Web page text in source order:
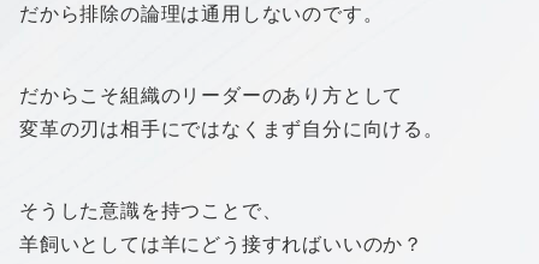
だから排除の論理は通用しないのです。
だからこそ組織のリーダーのあり方として
変革の刃は相手にではなくまず自分に向ける。
そうした意識を持つことで、
羊飼いとしては羊にどう接すればいいのか？